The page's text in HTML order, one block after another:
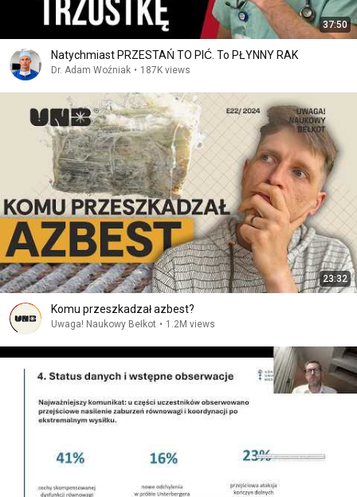
37:50
Natychmiast PRZESTAŃ TO PIĆ. To PŁYNNY RAK
Dr. Adam Woźniak • 187K views
23:32
Komu przeszkadzał azbest?
Uwaga! Naukowy Bełkot • 1.2M views